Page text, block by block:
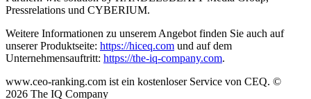
Pressrelations und CYBERIUM.
Weitere Informationen zu unserem Angebot finden Sie auch auf
unserer Produktseite: https://hiceq.com und auf dem
Unternehmensauftritt: https://the-iq-company.com.
www.ceo-ranking.com ist ein kostenloser Service von CEQ. ©
2026 The IQ Company